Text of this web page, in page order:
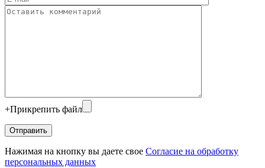
+Прикрепить файл
Нажимая на кнопку вы даете свое Согласие на обработку
персональных данных